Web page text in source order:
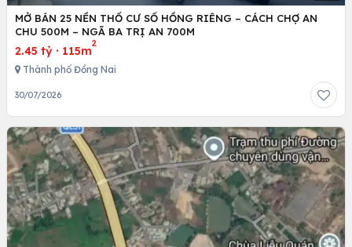
MỞ BÁN 25 NỀN THỔ CƯ SỔ HỒNG RIÊNG – CÁCH CHỢ AN
CHU 500M – NGÃ BA TRỊ AN 700M
2.45 tỷ · 115m
2
Thành phố Đồng Nai
30/07/2026